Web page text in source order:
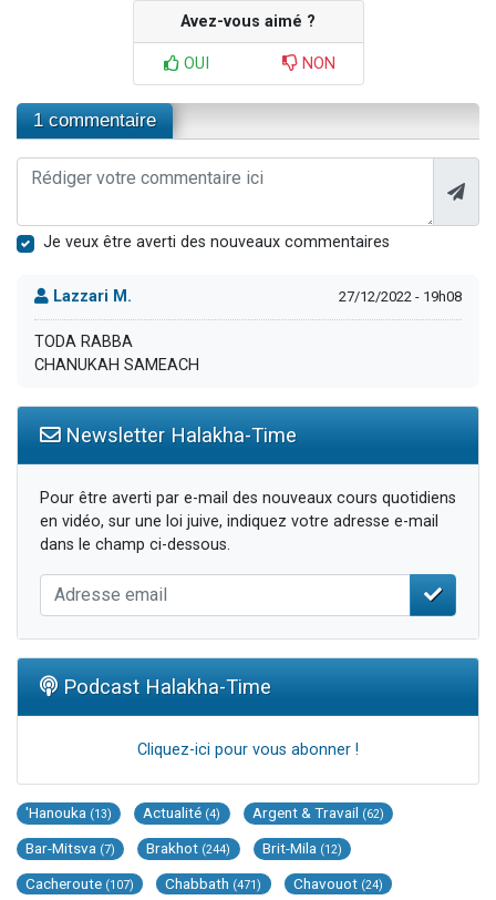
Avez-vous aimé ?
OUI NON
1 commentaire
Je veux être averti des nouveaux commentaires
Lazzari M. 27/12/2022 - 19h08
TODA RABBA
CHANUKAH SAMEACH
Newsletter Halakha-Time
Pour être averti par e-mail des nouveaux cours quotidiens
en vidéo, sur une loi juive, indiquez votre adresse e-mail
dans le champ ci-dessous.
Podcast Halakha-Time
Cliquez-ici pour vous abonner !
'Hanouka (13) Actualité (4) Argent & Travail (62)
Bar-Mitsva (7) Brakhot (244) Brit-Mila (12)
Cacheroute (107) Chabbath (471) Chavouot (24)